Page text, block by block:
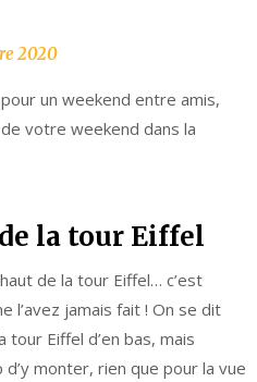
2020
un weekend entre amis,
votre weekend dans la
la tour Eiffel
de la tour Eiffel… c’est
l’avez jamais fait ! On se dit
tour Eiffel d’en bas, mais
monter, rien que pour la vue